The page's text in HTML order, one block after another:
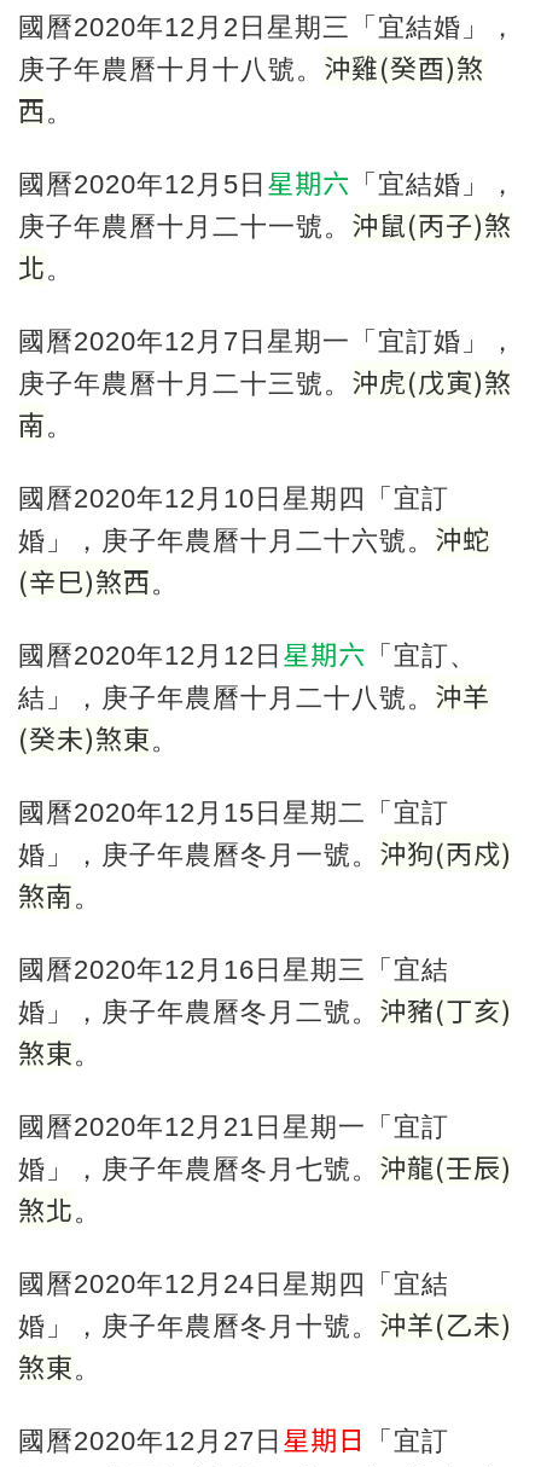
國曆2020年12月2日星期三「宜結婚」，
庚子年農曆十月十八號。 沖雞(癸酉)煞
西。
國曆2020年12月5日 星期六 「宜結婚」，
庚子年農曆十月二十一號。 沖鼠(丙子)煞
北。
國曆2020年12月7日星期一「宜訂婚」，
庚子年農曆十月二十三號。 沖虎(戊寅)煞
南。
國曆2020年12月10日星期四「宜訂
婚」，庚子年農曆十月二十六號。 沖蛇
(辛巳)煞西。
國曆2020年12月12日 星期六 「宜訂、
結」，庚子年農曆十月二十八號。 沖羊
(癸未)煞東。
國曆2020年12月15日星期二「宜訂
婚」，庚子年農曆冬月一號。 沖狗(丙戍)
煞南。
國曆2020年12月16日星期三「宜結
婚」，庚子年農曆冬月二號。 沖豬(丁亥)
煞東。
國曆2020年12月21日星期一「宜訂
婚」，庚子年農曆冬月七號。 沖龍(壬辰)
煞北。
國曆2020年12月24日星期四「宜結
婚」，庚子年農曆冬月十號。 沖羊(乙未)
煞東。
國曆2020年12月27日 星期日
「宜訂